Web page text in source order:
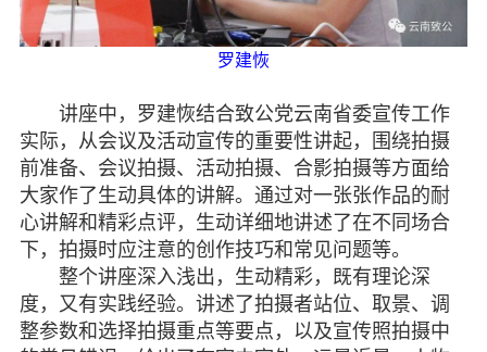
罗建恢
讲座中，罗建恢结合致公党云南省委宣传工作
实际，从会议及活动宣传的重要性讲起，围绕拍摄
前准备、会议拍摄、活动拍摄、合影拍摄等方面给
大家作了生动具体的讲解。通过对一张张作品的耐
心讲解和精彩点评，生动详细地讲述了在不同场合
下，拍摄时应注意的创作技巧和常见问题等。
整个讲座深入浅出，生动精彩，既有理论深
度，又有实践经验。讲述了拍摄者站位、取景、调
整参数和选择拍摄重点等要点，以及宣传照拍摄中